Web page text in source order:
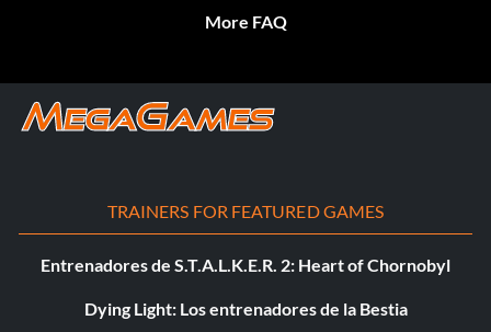
More FAQ
TRAINERS FOR FEATURED GAMES
Entrenadores de S.T.A.L.K.E.R. 2: Heart of Chornobyl
Dying Light: Los entrenadores de la Bestia